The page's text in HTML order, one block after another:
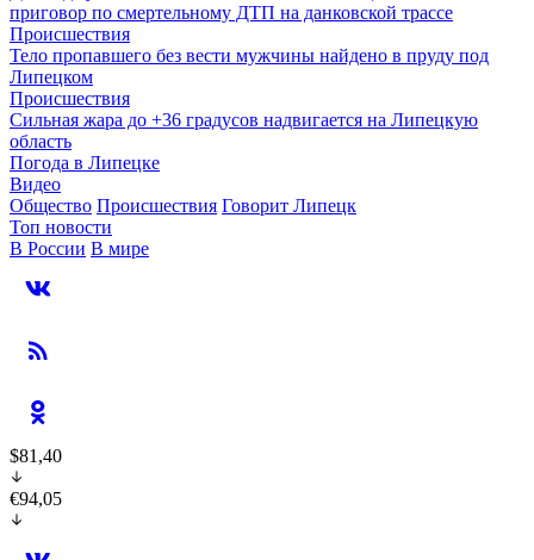
приговор по смертельному ДТП на данковской трассе
Происшествия
Тело пропавшего без вести мужчины найдено в пруду под
Липецком
Происшествия
Сильная жара до +36 градусов надвигается на Липецкую
область
Погода в Липецке
Видео
Общество Происшествия Говорит Липецк
Топ новости
В России В мире
$81,40
€94,05